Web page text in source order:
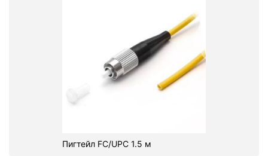
Пигтейл FC/UPC 1.5 м